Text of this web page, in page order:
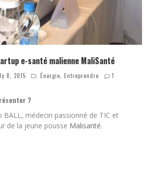
e-santé malienne MaliSanté
8, 2015 Énergie Entreprendre 1
?
BALL, médecin passionné de TIC et
de la jeune pousse Malisanté.